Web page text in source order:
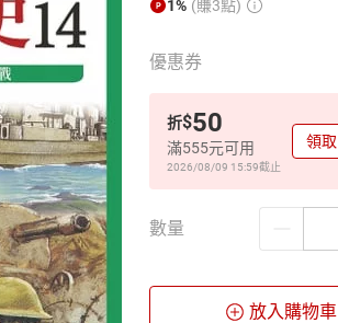
1% (賺3點)
優惠券
折$50
滿555元可用
2026/08/09 15:59截止
領取
數量
放入購物車